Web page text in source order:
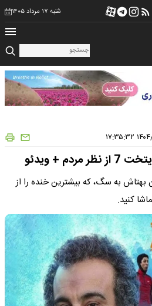
شنبه ۱۷ مرداد ۱۴۰۵
+ ویدئو
به سگ، که بیشترین خنده را از
کنید.